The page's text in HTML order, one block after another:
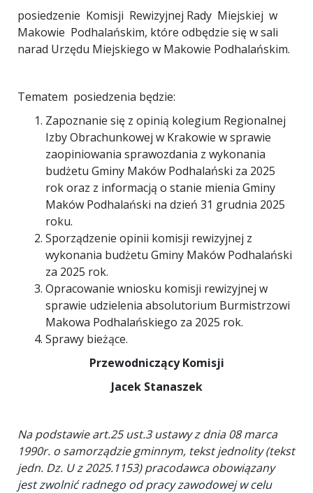
posiedzenie Komisji Rewizyjnej Rady Miejskiej w
Makowie Podhalańskim, które odbędzie się w sali
narad Urzędu Miejskiego w Makowie Podhalańskim.
Tematem posiedzenia będzie:
Zapoznanie się z opinią kolegium Regionalnej
Izby Obrachunkowej w Krakowie w sprawie
zaopiniowania sprawozdania z wykonania
budżetu Gminy Maków Podhalański za 2025
rok oraz z informacją o stanie mienia Gminy
Maków Podhalański na dzień 31 grudnia 2025
roku.
Sporządzenie opinii komisji rewizyjnej z
wykonania budżetu Gminy Maków Podhalański
za 2025 rok.
Opracowanie wniosku komisji rewizyjnej w
sprawie udzielenia absolutorium Burmistrzowi
Makowa Podhalańskiego za 2025 rok.
Sprawy bieżące.
Przewodniczący Komisji
Jacek Stanaszek
Na podstawie art.25 ust.3 ustawy z dnia 08 marca
1990r. o samorządzie gminnym, tekst jednolity (tekst
jedn. Dz. U z 2025.1153) pracodawca obowiązany
jest zwolnić radnego od pracy zawodowej w celu